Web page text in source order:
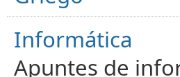
Informática
Apuntes de